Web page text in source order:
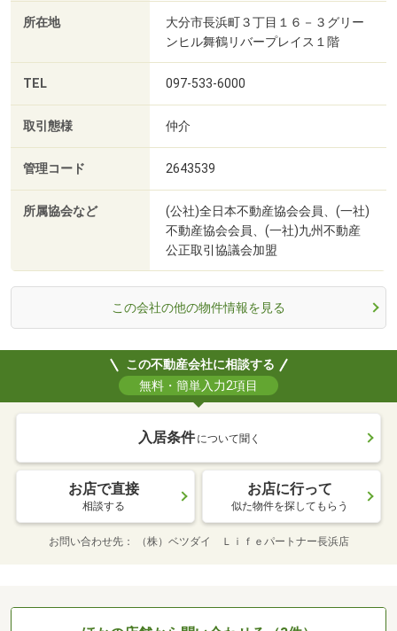
所在地
大分市長浜町３丁目１６－３グリー
ンヒル舞鶴リバープレイス１階
TEL 097-533-6000
取引態様 仲介
管理コード 2643539
所属協会など
(公社)全日本不動産協会会員、(一社)
不動産協会会員、(一社)九州不動産
公正取引協議会加盟
この会社の他の物件情報を見る
この不動産会社に相談する
無料・簡単入力2項目
入居条件 について聞く
お店で直接
相談する
お店に行って
似た物件を探してもらう
お問い合わせ先 （株）ベツダイ Ｌｉｆｅパートナー長浜店